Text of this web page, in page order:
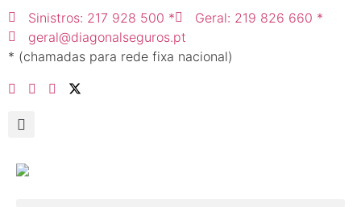
Sinistros: 217 928 500 *
Geral: 219 826 660 *
geral@diagonalseguros.pt
* (chamadas para rede fixa nacional)